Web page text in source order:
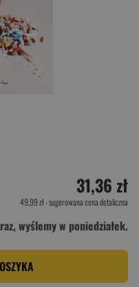
31,36 zł
49,99 zł- sugerowana cena detaliczna
wyślemy w poniedziałek.